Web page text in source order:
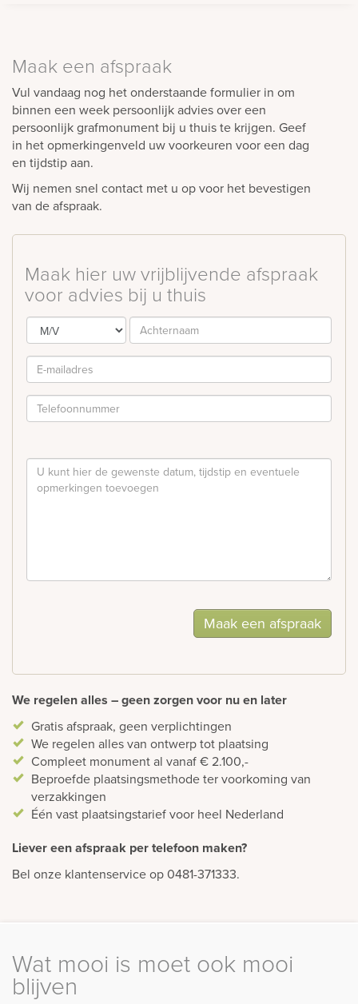
Maak een afspraak
Vul vandaag nog het onderstaande formulier in om
binnen een week persoonlijk advies over een
persoonlijk grafmonument bij u thuis te krijgen. Geef
in het opmerkingenveld uw voorkeuren voor een dag
en tijdstip aan.
Wij nemen snel contact met u op voor het bevestigen
van de afspraak.
Maak hier uw vrijblijvende afspraak
voor advies bij u thuis
Maak een afspraak
We regelen alles – geen zorgen voor nu en later
Gratis afspraak, geen verplichtingen
We regelen alles van ontwerp tot plaatsing
Compleet monument al vanaf € 2.100,-
Beproefde plaatsingsmethode ter voorkoming van
verzakkingen
Één vast plaatsingstarief voor heel Nederland
Liever een afspraak per telefoon maken?
Bel onze klantenservice op 0481-371333.
Wat mooi is moet ook mooi
blijven